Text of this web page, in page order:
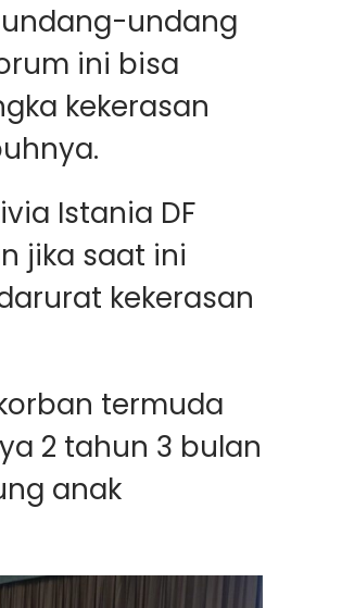
undang
ini bisa
kekerasan
Istania DF
jika saat ini
kekerasan
termuda
2 tahun 3 bulan
anak